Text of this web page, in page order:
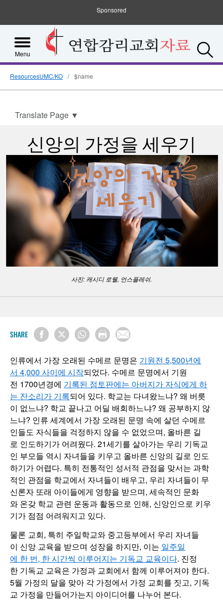
Sponsored
Menu
ResourcesUMC/KO $name
Translate Page ▼
신앙의 가정을 세우기
사진: 캐시디 로웰, 언스플레쉬.
SHARE
인류에서 가장 오래된 수메르 문명은 기원전 5,500년에
서 4,000 사이에 시작되었다. 수메르 문명에서 기원
전 1700년경에 기록된 점토판에는 아버지가 자식에게 하
는 잔소리가 기록되어 있다. 학교는 다녀왔느냐? 왜 버릇
이 없느냐? 학교 끝나고 어딜 배회하느냐? 왜 공부하지 않
느냐? 인류 세계에서 가장 오래된 문명 속에 살던 수메르
인들도 자식들을 걱정하지 않을 수 없었으며, 올바른 길
로 인도하기가 어려웠다. 21세기를 살아가는 우리 기독교
인 부모들 역시 자녀들을 키우고 올바른 신앙의 길로 인도
하기가 어렵다. 특히 전통적인 성서적 관점을 맞서는 과학
적인 관점을 학교에서 자녀들이 배우고, 우리 자녀들이 무
신론자 또래 아이들에게 영향을 받으며, 세속적인 문화
와 온갖 학교 관련 운동과 활동으로 인해, 신앙인으로 키우
기가 점점 어려워지고 있다.
물론 교회, 특히 주일학교와 중고등부에서 우리 자녀들
이 신앙 교육을 받으며 성장을 하지만, 이는 일주일
에 한 번, 한 시간씩 이루어지는 기독교 교육이다. 진정
한 기독교 교육은 가정과 교회에서 함께 이루어져야 한다.
5월 가정의 달을 맞아 각 가정에서 가정 교회를 짓고, 기독
교 가정을 만들어가는지 아이디어를 나누어 본다.